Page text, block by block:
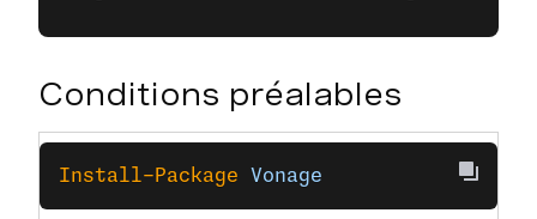
Conditions préalables
Install-Package Vonage